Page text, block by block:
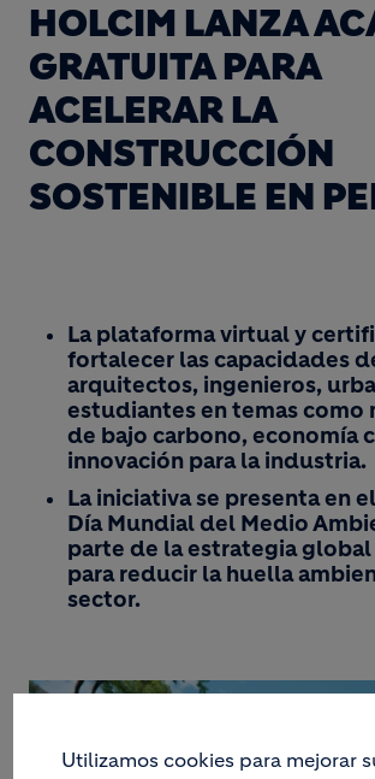
HOLCIM LANZA
GRATUITA PARA
ACELERAR LA
CONSTRUCCIÓN
SOSTENIBLE EN
La plataforma virtual y
fortalecer las capacidades
arquitectos, ingenieros,
estudiantes en temas como
de bajo carbono, economía
innovación para la industria.
La iniciativa se presenta en
Día Mundial del Medio
parte de la estrategia
para reducir la huella
sector.
Utilizamos cookies para mejorar